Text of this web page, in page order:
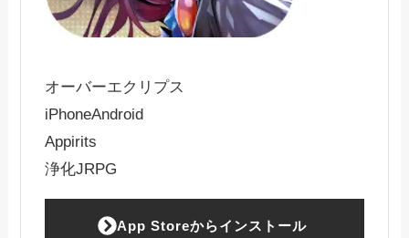
オーバーエクリプス
iPhoneAndroid
Appirits
浄化JRPG
App Storeからインストール